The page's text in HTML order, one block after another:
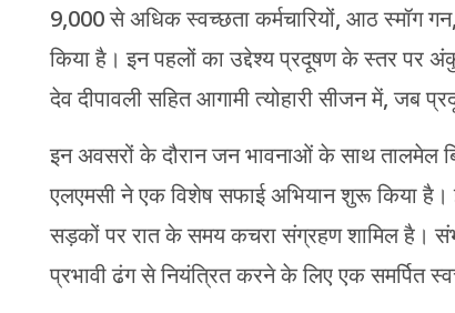
9,000 से अधिक स्वच्छता कर्मचारियों, आठ स्मॉग
किया है। इन पहलों का उद्देश्य प्रदूषण के स्तर पर
देव दीपावली सहित आगामी त्योहारी सीजन में, जब
इन अवसरों के दौरान जन भावनाओं के साथ तालमेल
एलएमसी ने एक विशेष सफाई अभियान शुरू किया
सड़कों पर रात के समय कचरा संग्रहण शामिल है।
प्रभावी ढंग से नियंत्रित करने के लिए एक समर्पित